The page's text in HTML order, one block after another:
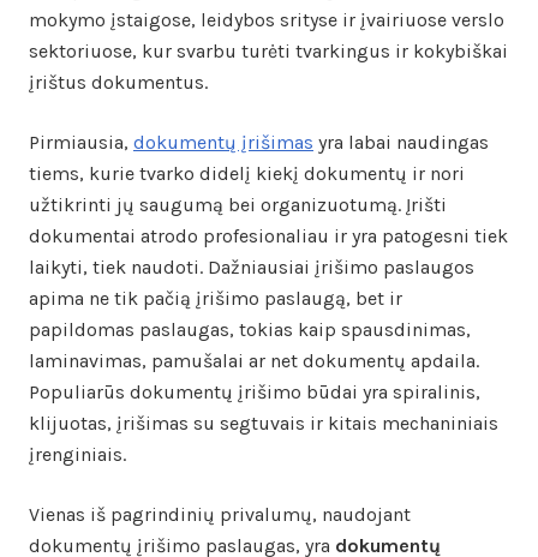
mokymo įstaigose, leidybos srityse ir įvairiuose verslo
sektoriuose, kur svarbu turėti tvarkingus ir kokybiškai
įrištus dokumentus.
Pirmiausia, dokumentų įrišimas yra labai naudingas
tiems, kurie tvarko didelį kiekį dokumentų ir nori
užtikrinti jų saugumą bei organizuotumą. Įrišti
dokumentai atrodo profesionaliau ir yra patogesni tiek
laikyti, tiek naudoti. Dažniausiai įrišimo paslaugos
apima ne tik pačią įrišimo paslaugą, bet ir
papildomas paslaugas, tokias kaip spausdinimas,
laminavimas, pamušalai ar net dokumentų apdaila.
Populiarūs dokumentų įrišimo būdai yra spiralinis,
klijuotas, įrišimas su segtuvais ir kitais mechaniniais
įrenginiais.
Vienas iš pagrindinių privalumų, naudojant
dokumentų įrišimo paslaugas, yra dokumentų